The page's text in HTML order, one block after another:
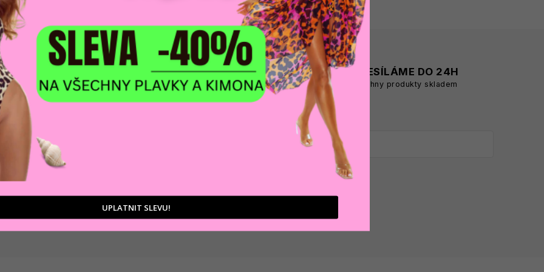
VÁM
produktů
DOPRAVA ZDARMA
na adresu nebo pobočku
Zásilkovny
ODESÍLÁME DO 24H
všechny produkty skladem
UPLATNIT SLEVU!